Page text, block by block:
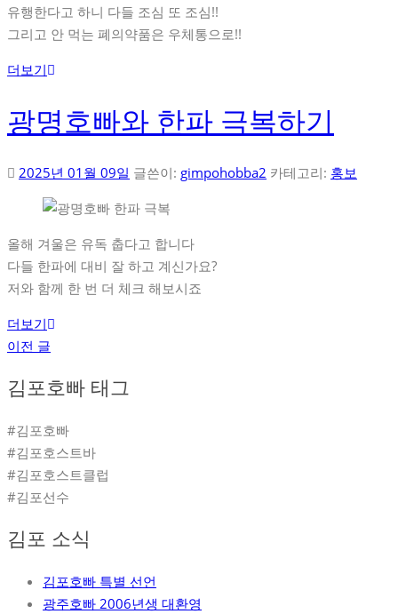
유행한다고 하니 다들 조심 또 조심!!
그리고 안 먹는 폐의약품은 우체통으로!!
더보기
광명호빠와 한파 극복하기
2025년 01월 09일 글쓴이: gimpohobba2 카테고리: 홍보
올해 겨울은 유독 춥다고 합니다
다들 한파에 대비 잘 하고 계신가요?
저와 함께 한 번 더 체크 해보시죠
더보기
글
탐
색
이전 글
김포호빠 태그
#김포호빠
#김포호스트바
#김포호스트클럽
#김포선수
김포 소식
김포호빠 특별 선언
광주호빠 2006년생 대환영